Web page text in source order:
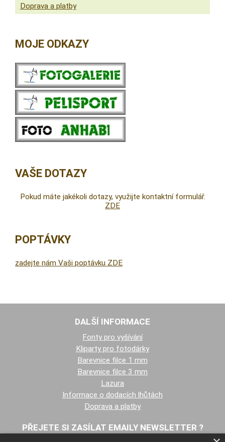
Doprava a platby
MOJE ODKAZY
VAŠE DOTAZY
Pokud máte jakékoli dotazy, využijte kontaktní formulář.
ZDE
POPTÁVKY
zadejte nám Vaši poptávku ZDE
DALŠÍ INFORMACE
Fonty pro vyšívání
Kliparty pro fotodárky
Barevnice filce 1 mm
Barevnice filce 3 mm
Lazura
Informace o dodacích lhůtách
Doprava a platby
PŘEJETE SI ZASÍLAT EMAILY NEWSLETTER ?